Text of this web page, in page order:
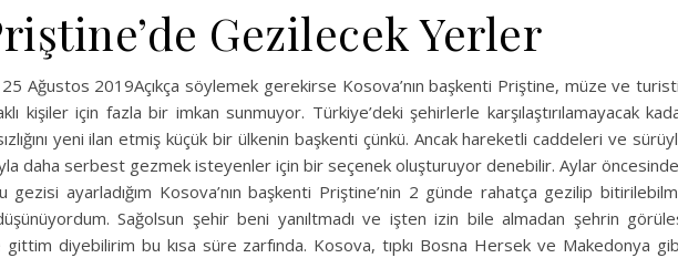
Gezilecek Yerler
Ağustos 2019Açıkça söylemek gerekirse Kosova’nın başkenti Priştine, müze ve
kişiler için fazla bir imkan sunmuyor. Türkiye’deki şehirlerle karşılaştırılamayacak
yeni ilan etmiş küçük bir ülkenin başkenti çünkü. Ancak hareketli caddeleri ve
daha serbest gezmek isteyenler için bir seçenek oluşturuyor denebilir. Aylar
gezisi ayarladığım Kosova’nın başkenti Priştine’nin 2 günde rahatça gezilip
düşünüyordum. Sağolsun şehir beni yanıltmadı ve işten izin bile almadan şehrin
diyebilirim bu kısa süre zarfında. Kosova, tıpkı Bosna Hersek ve Makedonya